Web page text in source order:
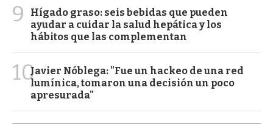
9
Hígado graso: seis bebidas que pueden
ayudar a cuidar la salud hepática y los
hábitos que las complementan
10Javier Nóblega: "Fue un hackeo de una red
lumínica, tomaron una decisión un poco
apresurada"